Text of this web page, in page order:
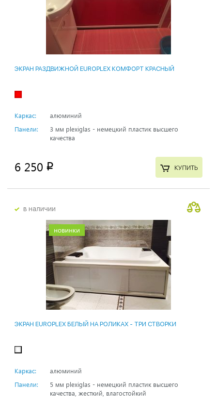
ЭКРАН РАЗДВИЖНОЙ EUROPLEX КОМФОРТ КРАСНЫЙ
Каркас:
алюминий
Панели:
3 мм plexiglas - немецкий пластик высшего
качества
6 250 p КУПИТЬ
в наличии
новинки
ЭКРАН EUROPLEX БЕЛЫЙ НА РОЛИКАХ - ТРИ СТВОРКИ
Каркас:
алюминий
Панели:
5 мм plexiglas - немецкий пластик высшего
качества, жесткий, влагостойкий